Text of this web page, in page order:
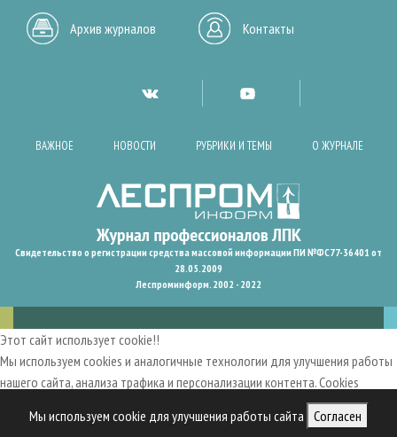
Мы используем cookie для улучшения работы сайта Согласен
Архив журналов Контакты
ВАЖНОЕ НОВОСТИ РУБРИКИ И ТЕМЫ О ЖУРНАЛЕ
Свидетельство о регистрации средства массовой информации ПИ №ФС77-36401 от
28.05.2009
Леспроминформ. 2002 - 2022
Этот сайт использует cookie!!
Мы используем cookies и аналогичные технологии для улучшения работы
нашего сайта, анализа трафика и персонализации контента. Cookies
пользовательский опыт